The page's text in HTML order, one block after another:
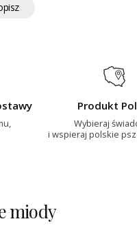
Produkt
Wybieraj
i wspieraj polskie
miody